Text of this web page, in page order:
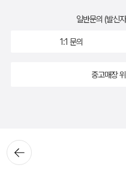
뒤로가
기
일반문의 (발신
1:1 문의
중고매장